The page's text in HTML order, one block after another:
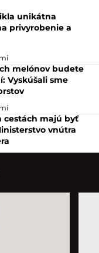
unikátna
privyrobenie a
melónov budete
Vyskúšali sme
cestách majú byť
vnútra